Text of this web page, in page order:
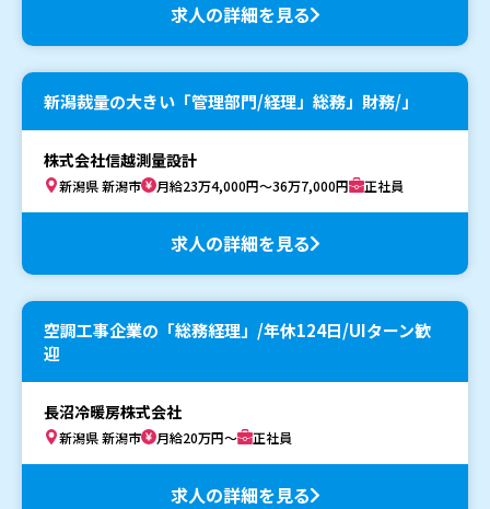
求人の詳細を見る
新潟裁量の大きい「管理部門/経理」総務」財務/」
株式会社信越測量設計
新潟県 新潟市 月給23万4,000円～36万7,000円 正社員
求人の詳細を見る
空調工事企業の「総務経理」/年休124日/UIターン歓
迎
長沼冷暖房株式会社
新潟県 新潟市 月給20万円～ 正社員
求人の詳細を見る